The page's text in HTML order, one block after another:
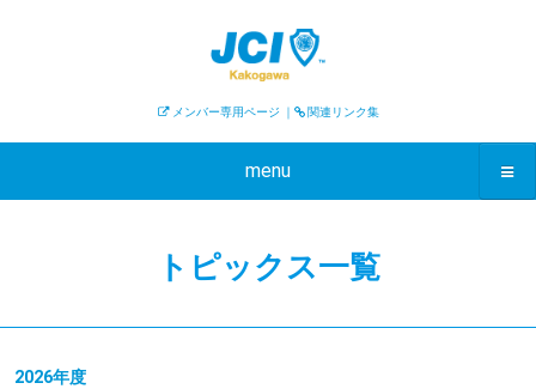
メンバー専用ページ ｜ 関連リンク集
menu
トピックス一覧
2026年度